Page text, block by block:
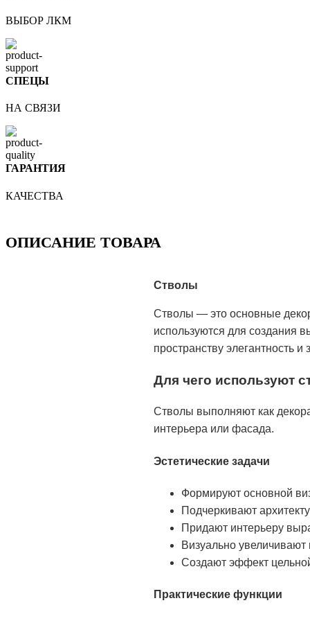
ВЫБОР ЛКМ
СПЕЦЫ
НА СВЯЗИ
ГАРАНТИЯ
КАЧЕСТВА
ОПИСАНИЕ ТОВАРА
Стволы
Стволы — это основные
используются для создания
пространству элегантность и
Для чего используют
Стволы выполняют как
интерьера или фасада.
Эстетические задачи
Формируют основной
Подчеркивают
Придают интерьеру
Визуально
Создают эффект
Практические функции